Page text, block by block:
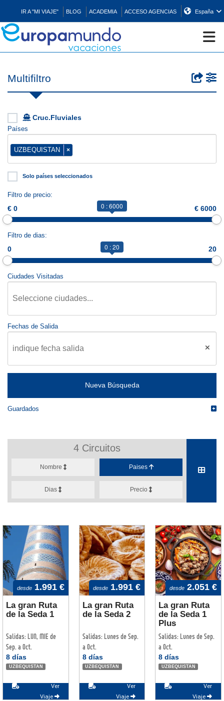
IR A "MI VIAJE" BLOG ACADEMIA ACCESO AGENCIAS España
CONTACTO
MÁS
Multifiltro
Cruc.Fluviales
Países
UZBEQUISTAN ×
Solo países seleccionados
Filtro de precio:
€ 0 € 6000
0 : 6000
Filtro de dias:
0 20
0 : 20
Ciudades Visitadas
Fechas de Salida
Guardados
4 Circuitos
Nombre Paises
Dias Precio
desde1.991 €
La gran Ruta
de la Seda 1
Salidas: LUN, MIE de
Sep. a Oct.
8 días
UZBEQUISTAN
Ver
Viaje
desde 1.991 €
La gran Ruta
de la Seda 2
Salidas: Lunes de Sep.
a Oct.
8 días
UZBEQUISTAN
Ver
Viaje
desde2.051 €
La gran Ruta
de la Seda 1
Plus
Salidas: Lunes de Sep.
a Oct.
8 días
UZBEQUISTAN
Ver
Viaje